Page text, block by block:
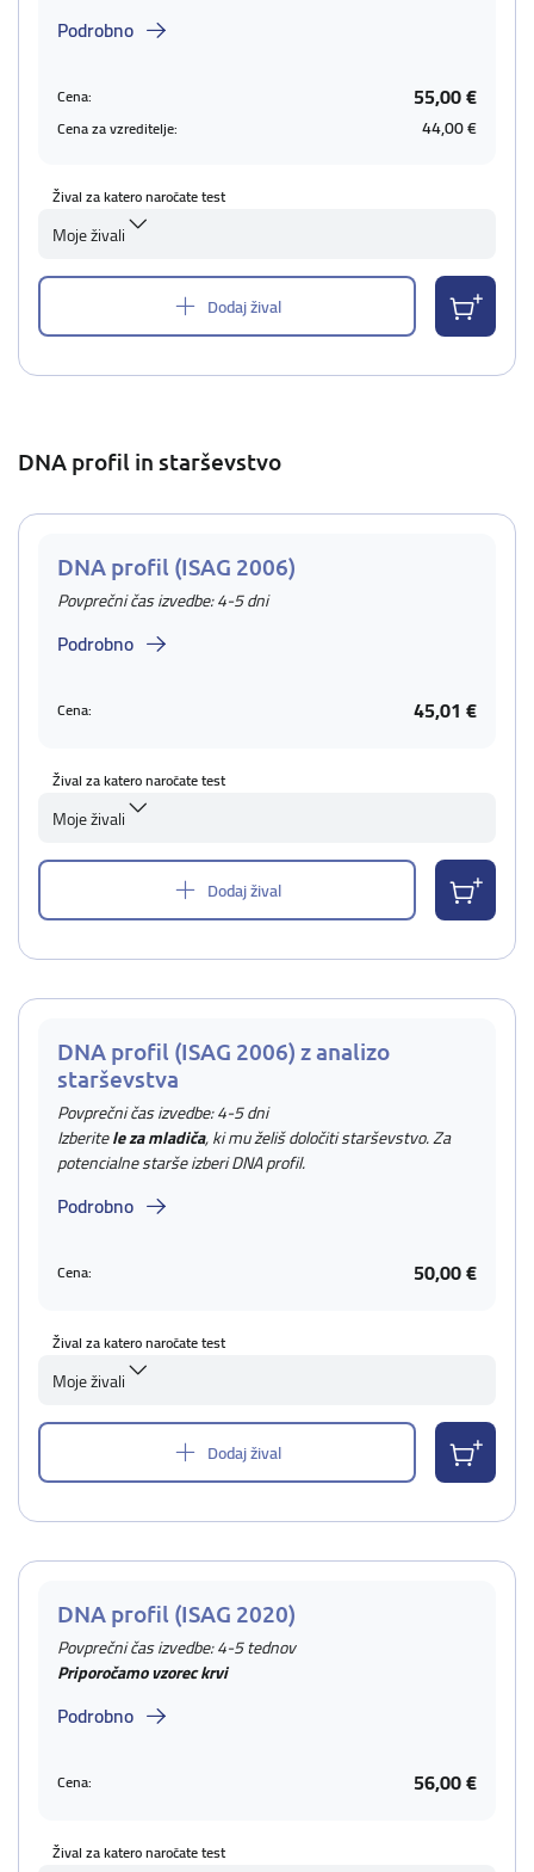
Podrobno
Cena: 55,00 €
Cena za vzreditelje: 44,00 €
Žival za katero naročate test
Moje živali
Dodaj žival
DNA profil in starševstvo
DNA profil (ISAG 2006)
Povprečni čas izvedbe: 4-5 dni
Podrobno
Cena: 45,01 €
Žival za katero naročate test
Moje živali
Dodaj žival
DNA profil (ISAG 2006) z analizo
starševstva
Povprečni čas izvedbe: 4-5 dni
Izberitele za mladiča, ki mu želiš določiti starševstvo. Za
potencialne starše izberi DNA profil.
Podrobno
Cena: 50,00 €
Žival za katero naročate test
Moje živali
Dodaj žival
DNA profil (ISAG 2020)
Povprečni čas izvedbe: 4-5 tednov
Priporočamo vzorec krvi
Podrobno
Cena: 56,00 €
Žival za katero naročate test